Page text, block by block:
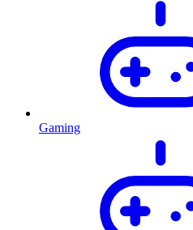
Gaming